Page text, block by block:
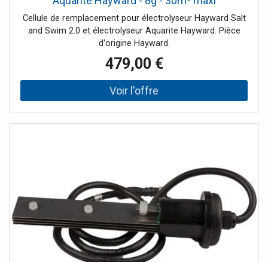
Cellule de remplacement pour électrolyseur Hayward Salt
and Swim 2.0 et électrolyseur Aquarite Hayward. Pièce
d'origine Hayward.
479,00 €